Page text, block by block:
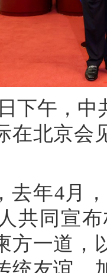
下午，
在北京会
去年4月
共同宣
方一道，